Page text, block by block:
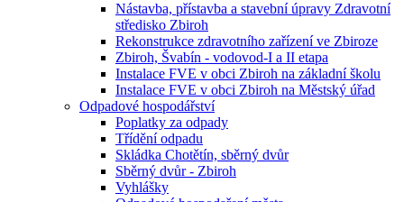
Nástavba, přístavba a stavební úpravy Zdravotní
středisko Zbiroh
Rekonstrukce zdravotního zařízení ve Zbiroze
Zbiroh, Švabín - vodovod-I a II etapa
Instalace FVE v obci Zbiroh na základní školu
Instalace FVE v obci Zbiroh na Městský úřad
Odpadové hospodářství
Poplatky za odpady
Třídění odpadu
Skládka Chotětín, sběrný dvůr
Sběrný dvůr - Zbiroh
Vyhlášky